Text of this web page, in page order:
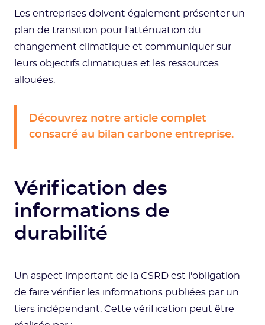
Les entreprises doivent également présenter un
plan de transition pour l'atténuation du
changement climatique et communiquer sur
leurs objectifs climatiques et les ressources
allouées.
Découvrez notre article complet
consacré au bilan carbone entreprise.
Vérification des
informations de
durabilité
Un aspect important de la CSRD est l'obligation
de faire vérifier les informations publiées par un
tiers indépendant. Cette vérification peut être